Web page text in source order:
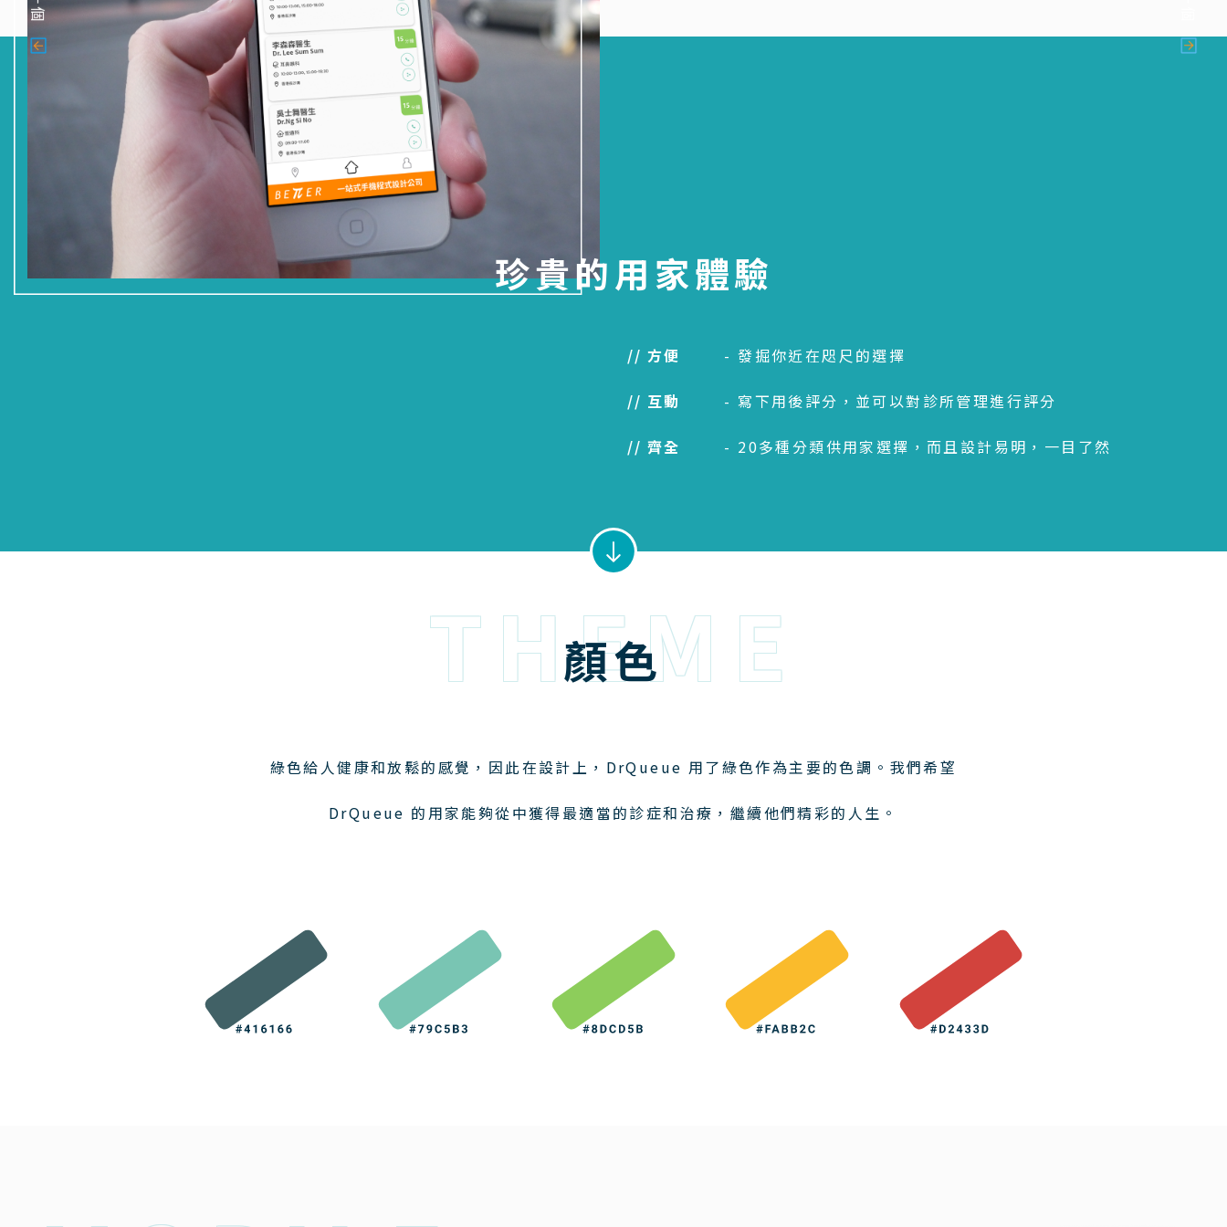
珍貴的用家體驗
方便 - 發掘你近在咫尺的選擇
互動 - 寫下用後評分，並可以對診所管理進行評分
齊全 - 20多種分類供用家選擇，而且設計易明，一目了然
顏色
THEME
綠色給人健康和放鬆的感覺，因此在設計上，DrQueue 用了綠色作為主要的色調。我們希望
DrQueue 的用家能夠從中獲得最適當的診症和治療，繼續他們精彩的人生。